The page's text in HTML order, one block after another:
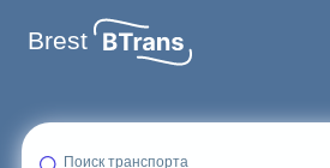
Brest
Поиск транспорта